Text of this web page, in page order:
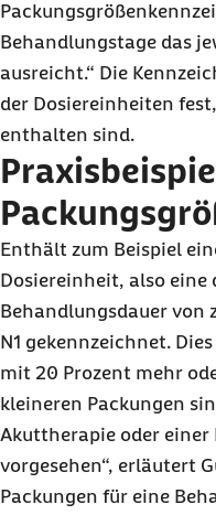
Behandlungstage das
ausreicht.“ Die
der Dosiereinheiten
enthalten sind.
Enthält zum Beispiel
Dosiereinheit, also
Behandlungsdauer von
N1 gekennzeichnet.
mit 20 Prozent mehr
kleineren Packungen
Akuttherapie oder
vorgesehen“, erläutert
Packungen für eine